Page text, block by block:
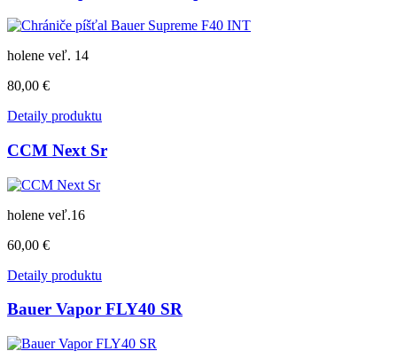
holene veľ. 14
80,00 €
Detaily produktu
CCM Next Sr
holene veľ.16
60,00 €
Detaily produktu
Bauer Vapor FLY40 SR